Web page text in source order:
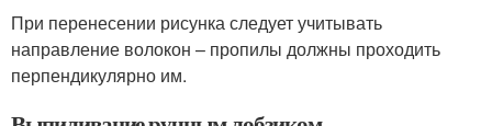
При перенесении рисунка следует учитывать
направление волокон – пропилы должны проходить
перпендикулярно им.